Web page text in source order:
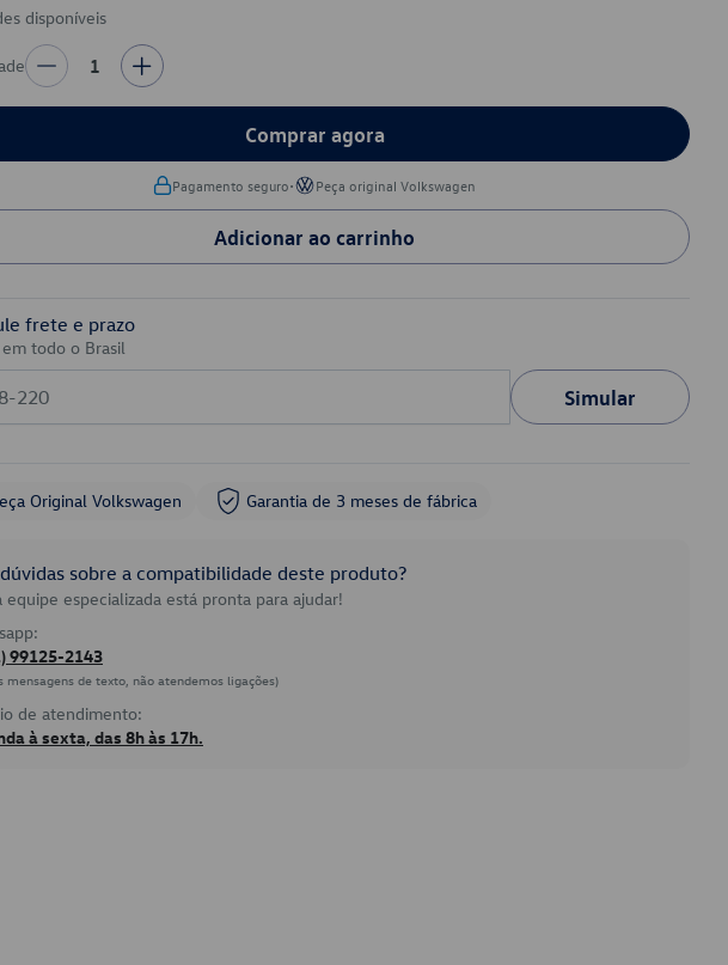
disponíveis
1
Comprar agora
Pagamento seguro• Peça original Volkswagen
Adicionar ao carrinho
frete e prazo
todo o Brasil
Simular
Original Volkswagen Garantia de 3 meses de fábrica
sobre a compatibilidade deste produto?
equipe especializada está pronta para ajudar!
99125-2143
mensagens de texto, não atendemos ligações)
de atendimento:
à sexta, das 8h às 17h.